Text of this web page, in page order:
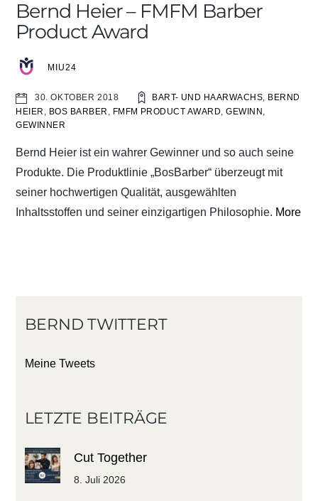
Bernd Heier – FMFM Barber
Product Award
MIU24
30. OKTOBER 2018 BART- UND HAARWACHS, BERND
HEIER
BOS BARBER FMFM PRODUCT AWARD ,GEWINN
GEWINNER
Bernd Heier ist ein wahrer Gewinner und so auch seine
Produkte. Die Produktlinie „BosBarber“ überzeugt mit
seiner hochwertigen Qualität, ausgewählten
Inhaltsstoffen und seiner einzigartigen Philosophie. More
BERND TWITTERT
Meine Tweets
LETZTE BEITRÄGE
Cut Together
8. Juli 2026